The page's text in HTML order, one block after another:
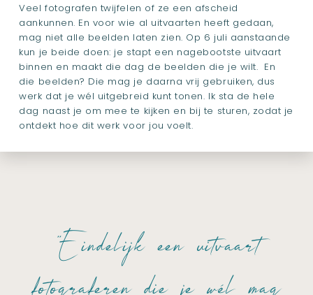
Veel fotografen twijfelen of ze een afscheid
aankunnen. En voor wie al uitvaarten heeft gedaan,
mag niet alle beelden laten zien. Op 6 juli aanstaande
kun je beide doen: je stapt een nagebootste uitvaart
binnen en maakt die dag de beelden die je wilt. En
die beelden? Die mag je daarna vrij gebruiken, dus
werk dat je wél uitgebreid kunt tonen. Ik sta de hele
dag naast je om mee te kijken en bij te sturen, zodat je
ontdekt hoe dit werk voor jou voelt.
"Eindelijk een uitvaart
fotograferen die je wél mag